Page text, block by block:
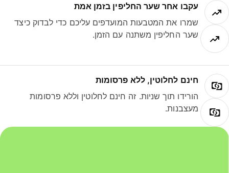
עקבו אחר שער החליפין בזמן אמת
שמרו את המטבעות המועדפים עליכם כדי לבדוק כיצד
שער החליפין משתנה עם הזמן.
חינם לחלוטין, ללא פרסומות
הורידו תוך שניות. זה חינם לחלוטין וללא פרסומות
מעצבנות.